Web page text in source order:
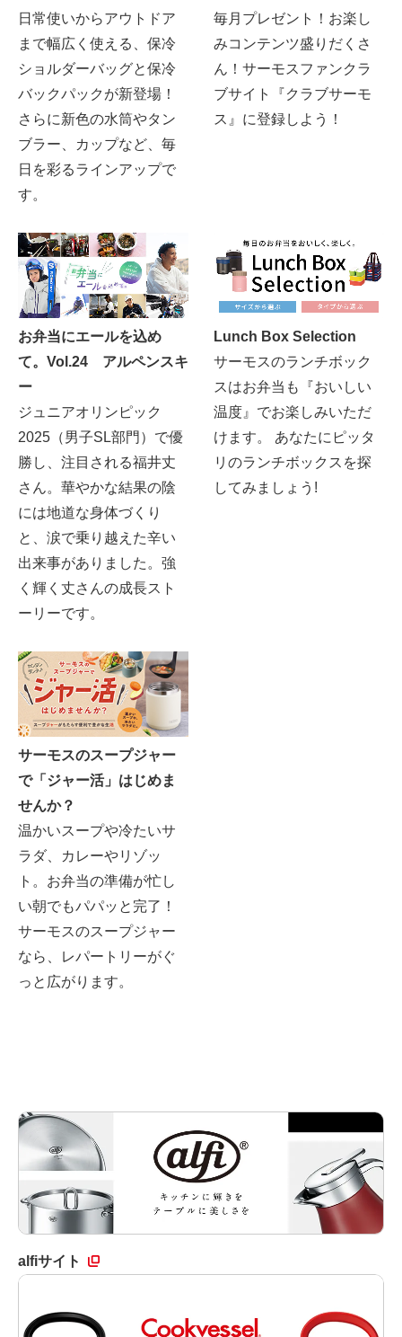
日常使いからアウトドア
まで幅広く使える、保冷
ショルダーバッグと保冷
バックパックが新登場！
さらに新色の水筒やタン
ブラー、カップなど、毎
日を彩るラインアップで
す。
毎月プレゼント！お楽し
みコンテンツ盛りだくさ
ん！サーモスファンクラ
ブサイト『クラブサーモ
ス』に登録しよう！
お弁当にエールを込め
て。Vol.24 アルペンスキ
ー
ジュニアオリンピック
2025（男子SL部門）で優
勝し、注目される福井丈
さん。華やかな結果の陰
には地道な身体づくり
と、涙で乗り越えた辛い
出来事がありました。強
く輝く丈さんの成長スト
ーリーです。
Lunch Box Selection
サーモスのランチボック
スはお弁当も『おいしい
温度』でお楽しみいただ
けます。 あなたにピッタ
リのランチボックスを探
してみましょう!
サーモスのスープジャー
で「ジャー活」はじめま
せんか？
温かいスープや冷たいサ
ラダ、カレーやリゾッ
ト。お弁当の準備が忙し
い朝でもパパッと完了！
サーモスのスープジャー
なら、レパートリーがぐ
っと広がります。
alfiサイト